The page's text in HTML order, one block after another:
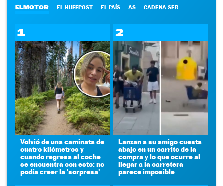
ELMOTOR EL HUFFPOST EL PAÍS AS CADENA SER
1
Volvió de una caminata de
cuatro kilómetros y
cuando regresa al coche
se encuentra con esto: no
podía creer la 'sorpresa'
2
Lanzan a su amigo cuesta
abajo en un carrito de la
compra y lo que ocurre al
llegar a la carretera
parece imposible